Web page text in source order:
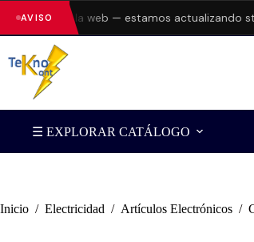
AVISO
en la web — estamos actualizando stock
☰ EXPLORAR CATÁLOGO
Inicio / Electricidad / Artículos Electrónicos /